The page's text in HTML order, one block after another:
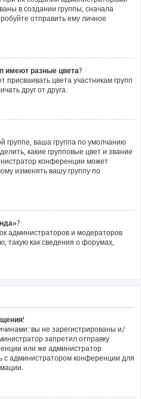
в создании группы, сначала
отправить ему личное
имеют разные цвета?
цвета участникам групп
друг от друга.
группе, ваша группа по умолчанию
какие групповые цвет и звание
конференции может
изменять вашу группу по
администраторов и модераторов
такую как сведения о форумах,
вы не зарегистрированы и/
запретил отправку
или же администратор
с администратором конференции для